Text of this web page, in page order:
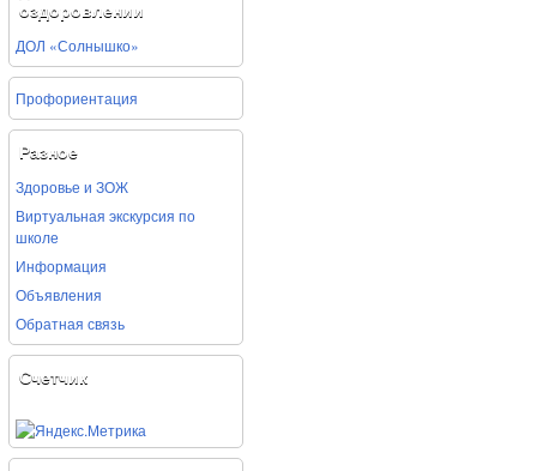
оздоровлении
ДОЛ «Солнышко»
Профориентация
Разное
Здоровье и ЗОЖ
Виртуальная экскурсия по
школе
Информация
Объявления
Обратная связь
Счетчик